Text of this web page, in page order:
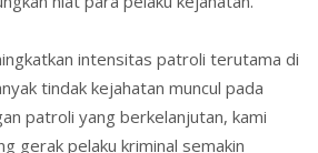
intensitas patroli terutama di
tindak kejahatan muncul pada
patroli yang berkelanjutan, kami
gerak pelaku kriminal semakin